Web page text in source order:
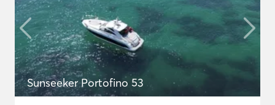
Sunseeker Portofino 53